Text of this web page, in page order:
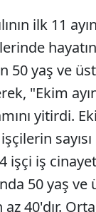
ilk 11
50 yaş ve
"Ekim
yitirdi.
işçi iş
50 yaş ve
az 40'dır.